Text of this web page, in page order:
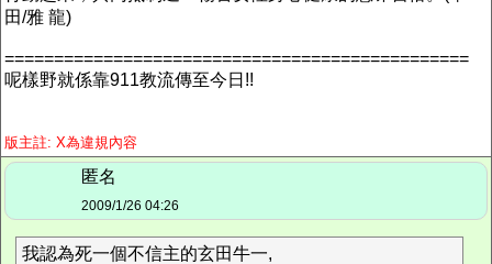
田/雅 龍)
===============================================
呢樣野就係靠911教流傳至今日!!
版主註: X為違規內容
匿名
2009/1/26 04:26
我認為死一個不信主的玄田牛一,